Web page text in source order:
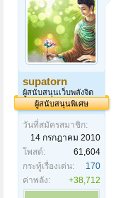
supatorn
ผู้สนับสนุนเว็บพลังจิต
ผู้สนับสนุนพิเศษ
วันที่สมัครสมาชิก:
14 กรกฎาคม 2010
โพสต์:
61,604
กระทู้เรื่องเด่น:
170
ค่าพลัง:
+38,712